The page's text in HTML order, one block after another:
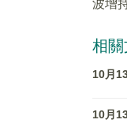
波增
相
10月
10月